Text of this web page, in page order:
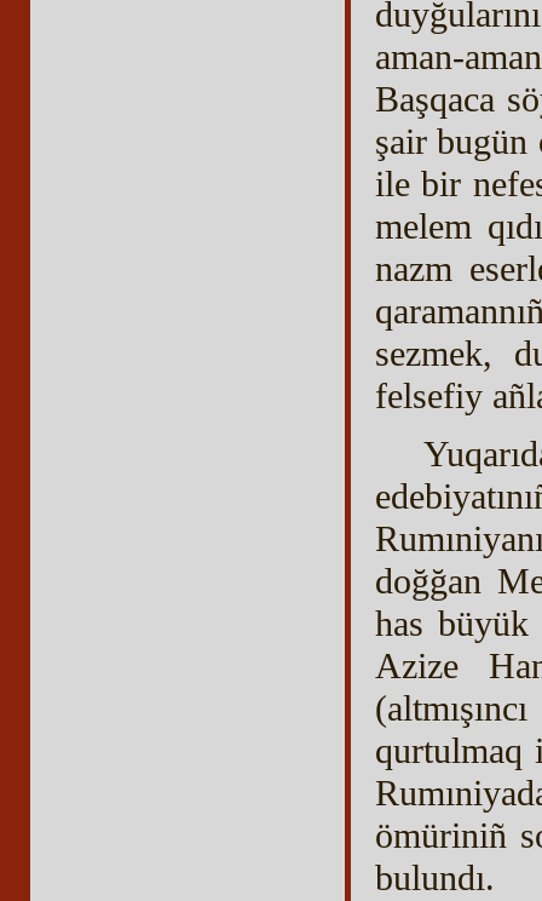
aman-
Başqaca
şair bugün
ile bir
melem
nazm
sezmek,
felsefiy
doğğan
has büyük
Azize
qurtulmaq
ömüriniñ
bulundı.